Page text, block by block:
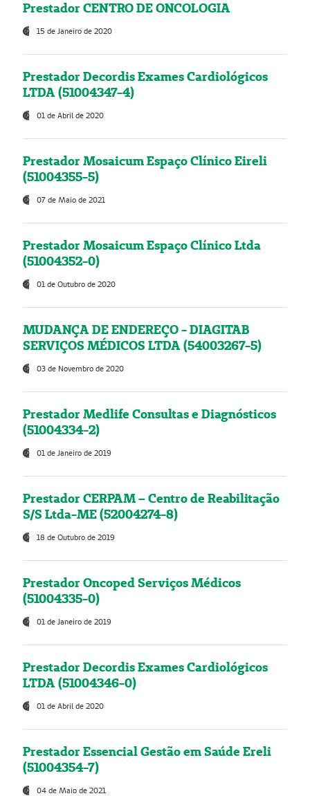
Prestador CENTRO DE ONCOLOGIA
15 de Janeiro de 2020
Prestador Decordis Exames Cardiológicos
LTDA (51004347-4)
01 de Abril de 2020
Prestador Mosaicum Espaço Clínico Eireli
(51004355-5)
07 de Maio de 2021
Prestador Mosaicum Espaço Clínico Ltda
(51004352-0)
01 de Outubro de 2020
MUDANÇA DE ENDEREÇO - DIAGITAB
SERVIÇOS MÉDICOS LTDA (54003267-5)
03 de Novembro de 2020
Prestador Medlife Consultas e Diagnósticos
(51004334-2)
01 de Janeiro de 2019
Prestador CERPAM – Centro de Reabilitação
S/S Ltda-ME (52004274-8)
18 de Outubro de 2019
Prestador Oncoped Serviços Médicos
(51004335-0)
01 de Janeiro de 2019
Prestador Decordis Exames Cardiológicos
LTDA (51004346-0)
01 de Abril de 2020
Prestador Essencial Gestão em Saúde Ereli
(51004354-7)
04 de Maio de 2021